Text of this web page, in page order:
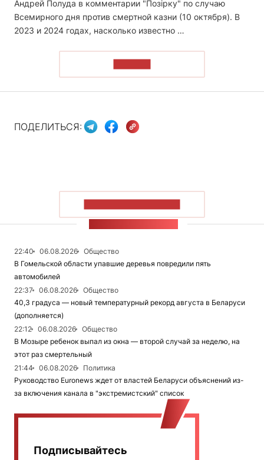
Андрей Полуда в комментарии "Позірку" по случаю
Всемирного дня против смертной казни (10 октября). В
2023 и 2024 годах, насколько известно …
ПОДЕЛИТЬСЯ:
22:40 06.08.2026
Общество
В Гомельской области упавшие деревья повредили пять
автомобилей
22:37
06.08.2026
Общество
40,3 градуса — новый температурный рекорд августа в Беларуси
(дополняется)
22:12
06.08.2026
Общество
В Мозыре ребенок выпал из окна — второй случай за неделю, на
этот раз смертельный
21:44
06.08.2026
Политика
Руководство Euronews ждет от властей Беларуси объяснений из-
за включения канала в "экстремистский" список
Подписывайтесь